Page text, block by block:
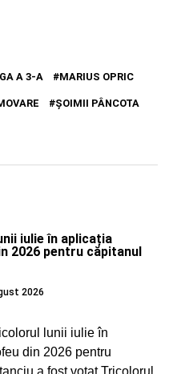
A 3-A MARIUS OPRIC
ŞOIMII PÂNCOTA
iulie în aplicația
2026 pentru căpitanul
2026
lunii iulie în
din 2026 pentru
a fost votat Tricolorul